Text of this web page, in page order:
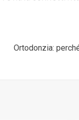
Ortodonzia: